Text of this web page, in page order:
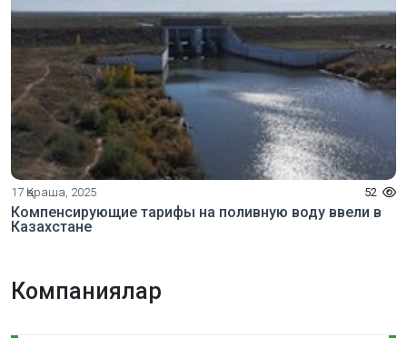
17 Қараша, 2025 52
Компенсирующие тарифы на поливную воду ввели в
Казахстане
Компаниялар